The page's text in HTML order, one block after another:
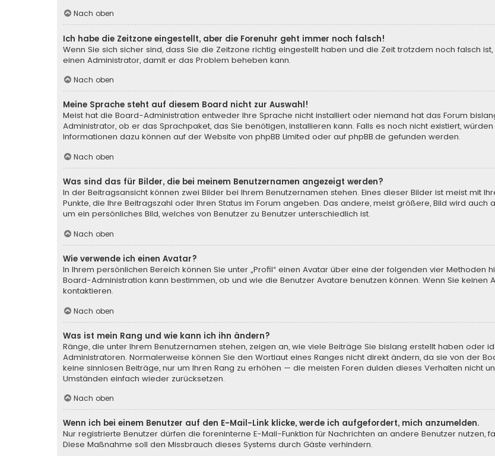
Nach oben
Ich habe die Zeitzone eingestellt, aber die Forenuhr geht immer noch falsch!
Wenn Sie sich sicher sind, dass Sie die Zeitzone richtig eingestellt haben und die Zeit trotzdem noch falsch
einen Administrator, damit er das Problem beheben kann.
Nach oben
Meine Sprache steht auf diesem Board nicht zur Auswahl!
Meist hat die Board-Administration entweder Ihre Sprache nicht installiert oder niemand hat das Forum
Administrator, ob er das Sprachpaket, das Sie benötigen, installieren kann. Falls es noch nicht existiert,
Informationen dazu können auf der Website von phpBB Limited oder auf phpBB.de gefunden werden.
Nach oben
Was sind das für Bilder, die bei meinem Benutzernamen angezeigt werden?
In der Beitragsansicht können zwei Bilder bei Ihrem Benutzernamen stehen. Eines dieser Bilder ist meist mit
Punkte, die Ihre Beitragszahl oder Ihren Status im Forum angeben. Das andere, meist größere, Bild wird auch
um ein persönliches Bild, welches von Benutzer zu Benutzer unterschiedlich ist.
Nach oben
Wie verwende ich einen Avatar?
In Ihrem persönlichen Bereich können Sie unter „Profil“ einen Avatar über eine der folgenden vier Methoden
Board-Administration kann bestimmen, ob und wie die Benutzer Avatare benutzen können. Wenn Sie
kontaktieren.
Nach oben
Was ist mein Rang und wie kann ich ihn ändern?
Ränge, die unter Ihrem Benutzernamen stehen, zeigen an, wie viele Beiträge Sie bislang erstellt haben oder
Administratoren. Normalerweise können Sie den Wortlaut eines Ranges nicht direkt ändern, da sie von der
keine sinnlosen Beiträge, nur um Ihren Rang zu erhöhen — die meisten Foren dulden dieses Verhalten nicht
Umständen einfach wieder zurücksetzen.
Nach oben
Wenn ich bei einem Benutzer auf den E-Mail-Link klicke, werde ich aufgefordert, mich anzumelden.
Nur registrierte Benutzer dürfen die foreninterne E-Mail-Funktion für Nachrichten an andere Benutzer
Diese Maßnahme soll den Missbrauch dieses Systems durch Gäste verhindern.